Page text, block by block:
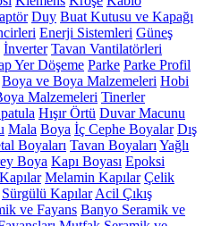
Duy Buat Kutusu ve Kapağı
Enerji Sistemleri Güneş
İnverter Tavan Vantilatörleri
Yer Döşeme Parke Parke Profil
Boya ve Boya Malzemeleri Hobi
Malzemeleri Tinerler
Hışır Örtü Duvar Macunu
Mala Boya İç Cephe Boyalar Dış
Boyaları Tavan Boyaları Yağlı
Boya Kapı Boyası Epoksi
Melamin Kapılar Çelik
Sürgülü Kapılar Acil Çıkış
ve Fayans Banyo Seramik ve